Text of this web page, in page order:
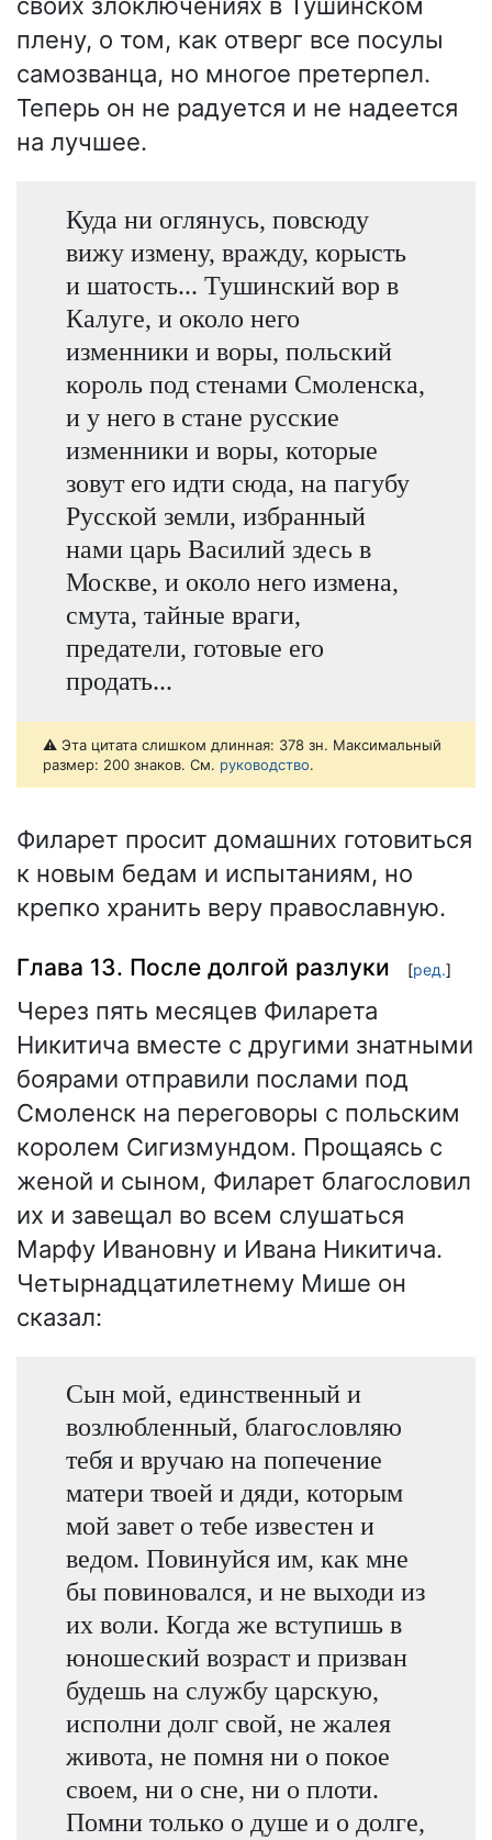
своих злоключениях в Тушинском
плену, о том, как отверг все посулы
самозванца, но многое претерпел.
Теперь он не радуется и не надеется
на лучшее.
Куда ни оглянусь, повсюду
вижу измену, вражду, корысть
и шатость... Тушинский вор в
Калуге, и около него
изменники и воры, польский
король под стенами Смоленска,
и у него в стане русские
изменники и воры, которые
зовут его идти сюда, на пагубу
Русской земли, избранный
нами царь Василий здесь в
Москве, и около него измена,
смута, тайные враги,
предатели, готовые его
продать...
⚠️ Эта цитата слишком длинная: 378 зн. Максимальный
размер: 200 знаков. См. руководство.
Филарет просит домашних готовиться
к новым бедам и испытаниям, но
крепко хранить веру православную.
Глава 13. После долгой разлуки [ред.]
Через пять месяцев Филарета
Никитича вместе с другими знатными
боярами отправили послами под
Смоленск на переговоры с польским
королем Сигизмундом. Прощаясь с
женой и сыном, Филарет благословил
их и завещал во всем слушаться
Марфу Ивановну и Ивана Никитича.
Четырнадцатилетнему Мише он
сказал:
Сын мой, единственный и
возлюбленный, благословляю
тебя и вручаю на попечение
матери твоей и дяди, которым
мой завет о тебе известен и
ведом. Повинуйся им, как мне
бы повиновался, и не выходи из
их воли. Когда же вступишь в
юношеский возраст и призван
будешь на службу царскую,
исполни долг свой, не жалея
живота, не помня ни о покое
своем, ни о сне, ни о плоти.
Помни только о душе и о долге,